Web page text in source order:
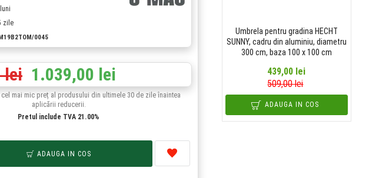
zile
0045
1.039,00 lei
lei
cel mai mic preț al produsului din ultimele 30 de zile înaintea
aplicării reducerii.
Pretul include TVA 21.00%
ADAUGA IN COS
Umbrela pentru gradina HECHT
SUNNY, cadru din aluminiu, diametru
300 cm, baza 100 x 100 cm
439,00 lei
509,00 lei
ADAUGA IN COS